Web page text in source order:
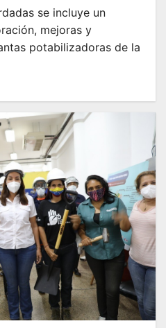
se incluye un
mejoras y
potabilizadoras de la